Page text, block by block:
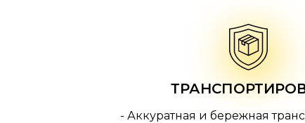
- Аккуратная и бережная